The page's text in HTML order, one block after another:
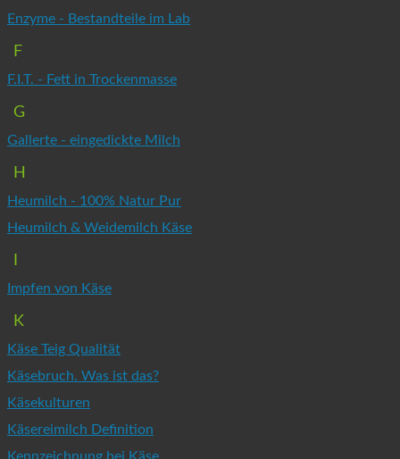
Enzyme - Bestandteile im Lab
F
F.I.T. - Fett in Trockenmasse
G
Gallerte - eingedickte Milch
H
Heumilch - 100% Natur Pur
Heumilch & Weidemilch Käse
Impfen von Käse
K
Käse Teig Qualität
Käsebruch. Was ist das?
Käsekulturen
Käsereimilch Definition